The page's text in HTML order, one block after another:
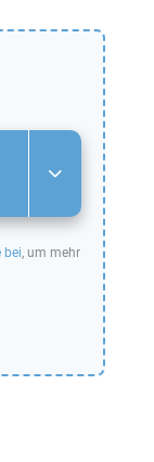
bei, um mehr